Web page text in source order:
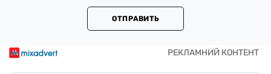
ОТПРАВИТЬ